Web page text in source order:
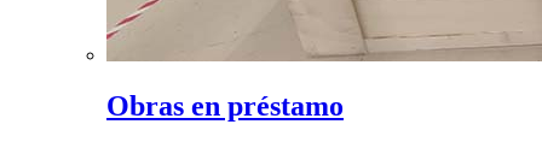
Obras en préstamo